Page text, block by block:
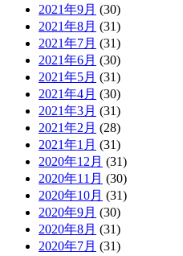
2021年9月 (30)
2021年8月 (31)
2021年7月 (31)
2021年6月 (30)
2021年5月 (31)
2021年4月 (30)
2021年3月 (31)
2021年2月 (28)
2021年1月 (31)
2020年12月 (31)
2020年11月 (30)
2020年10月 (31)
2020年9月 (30)
2020年8月 (31)
2020年7月 (31)